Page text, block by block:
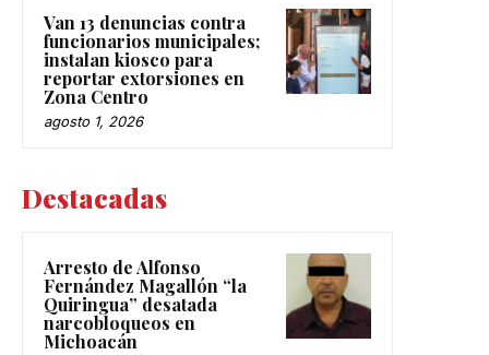
Van 13 denuncias contra
funcionarios municipales;
instalan kiosco para
reportar extorsiones en
Zona Centro
agosto 1, 2026
Destacadas
Arresto de Alfonso
Fernández Magallón “la
Quiringua” desatada
narcobloqueos en
Michoacán